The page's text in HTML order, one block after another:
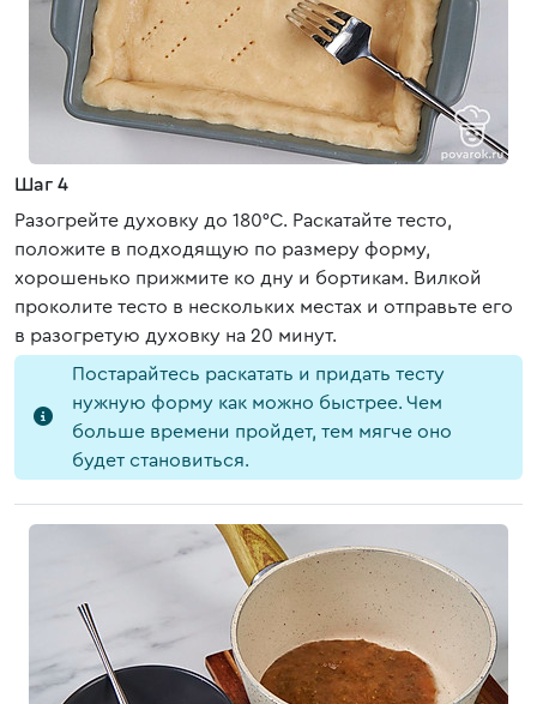
Шаг 4
Разогрейте духовку до 180°С. Раскатайте тесто,
положите в подходящую по размеру форму,
хорошенько прижмите ко дну и бортикам. Вилкой
проколите тесто в нескольких местах и отправьте его
в разогретую духовку на 20 минут.
Постарайтесь раскатать и придать тесту
нужную форму как можно быстрее. Чем
больше времени пройдет, тем мягче оно
будет становиться.